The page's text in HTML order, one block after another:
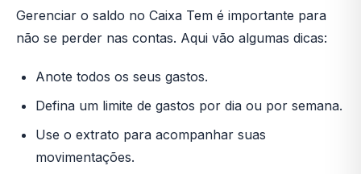
Gerenciar o saldo no Caixa Tem é importante para
não se perder nas contas. Aqui vão algumas dicas:
Anote todos os seus gastos.
Defina um limite de gastos por dia ou por semana.
Use o extrato para acompanhar suas
movimentações.